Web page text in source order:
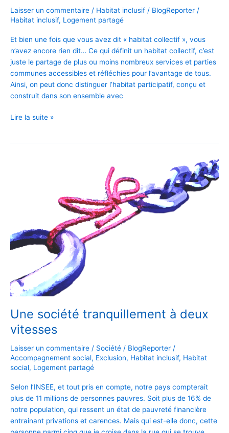
Laisser un commentaire / Habitat inclusif / BlogReporter /
Habitat inclusif, Logement partagé
Et bien une fois que vous avez dit « habitat collectif », vous
n’avez encore rien dit… Ce qui définit un habitat collectif, c’est
juste le partage de plus ou moins nombreux services et parties
communes accessibles et réfléchies pour l’avantage de tous.
Ainsi, on peut donc distinguer l’habitat participatif, conçu et
construit dans son ensemble avec
Lire la suite »
Une société tranquillement à deux
vitesses
Laisser un commentaire / Société / BlogReporter /
Accompagnement social, Exclusion, Habitat inclusif, Habitat
social, Logement partagé
Selon l’INSEE, et tout pris en compte, notre pays compterait
plus de 11 millions de personnes pauvres. Soit plus de 16% de
notre population, qui ressent un état de pauvreté financière
entrainant privations et carences. Mais qui est-elle donc, cette